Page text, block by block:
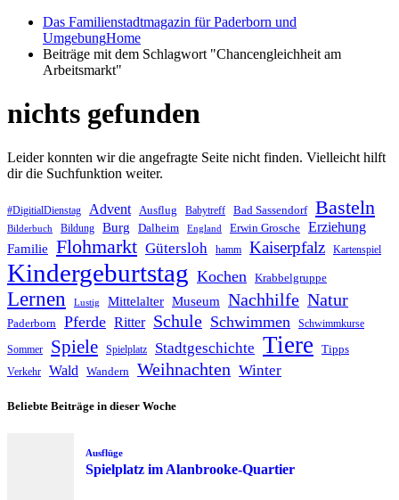
Das Familienstadtmagazin für Paderborn und
UmgebungHome
Beiträge mit dem Schlagwort "Chancengleichheit am
Arbeitsmarkt"
nichts gefunden
Leider konnten wir die angefragte Seite nicht finden. Vielleicht hilft
dir die Suchfunktion weiter.
#DigitialDienstag Advent Ausflug Babytreff Bad Sassendorf Basteln
Bilderbuch Bildung Burg Dalheim England Erwin Grosche Erziehung
Familie Flohmarkt Gütersloh hamm Kaiserpfalz Kartenspiel
Kindergeburtstag Kochen Krabbelgruppe
Lernen Lustig Mittelalter Museum Nachhilfe Natur
Paderborn Pferde Ritter Schule Schwimmen Schwimmkurse
Sommer Spiele Spielplatz Stadtgeschichte Tiere Tipps
Verkehr Wald Wandern Weihnachten Winter
Beliebte Beiträge in dieser Woche
Ausflüge
Spielplatz im Alanbrooke-Quartier